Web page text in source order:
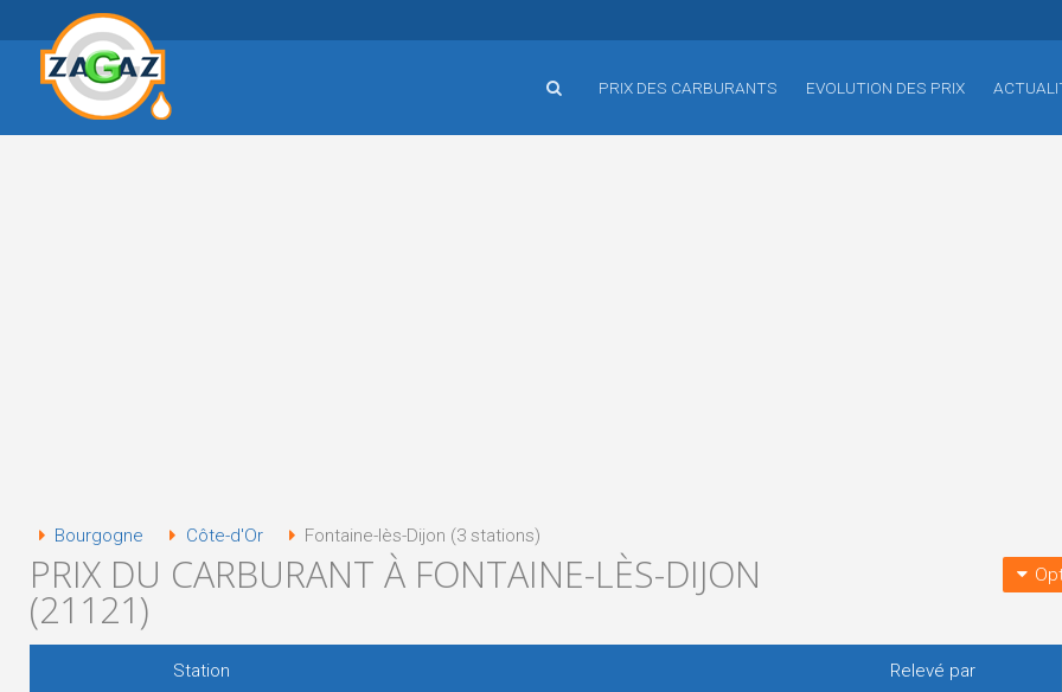
PRIX DES CARBURANTS EVOLUTION DES PRIX
Bourgogne Côte-d'Or Fontaine-lès-Dijon (3 stations)
PRIX DU CARBURANT À FONTAINE-LÈS-DIJON
(21121)
Station
Relevé par